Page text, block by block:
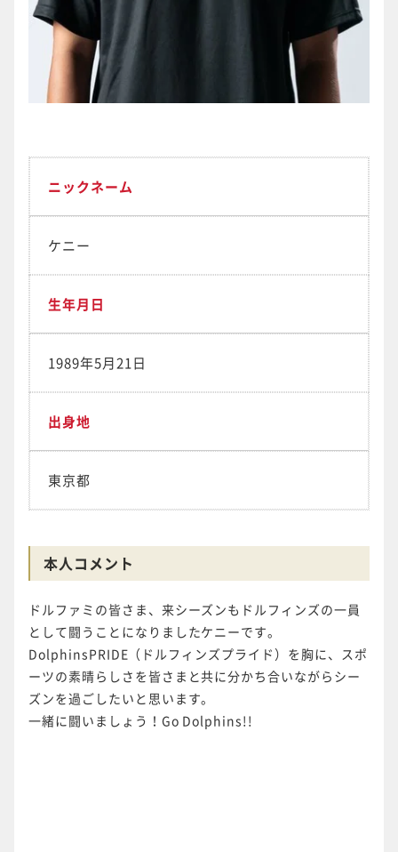
ニックネーム
ケニー
生年月日
1989年5月21日
出身地
東京都
本人コメント
ドルファミの皆さま、来シーズンもドルフィンズの一員
として闘うことになりましたケニーです。
DolphinsPRIDE（ドルフィンズプライド）を胸に、スポ
ーツの素晴らしさを皆さまと共に分かち合いながらシー
ズンを過ごしたいと思います。
一緒に闘いましょう！Go Dolphins!!